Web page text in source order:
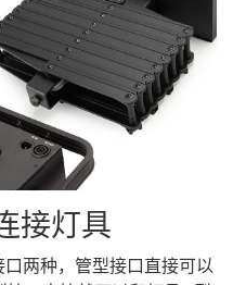
接灯具
两种，管型接口直接可以